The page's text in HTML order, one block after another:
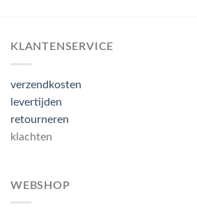
KLANTENSERVICE
verzendkosten
levertijden
retourneren
klachten
WEBSHOP